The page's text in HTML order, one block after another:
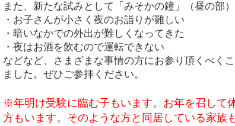
また、新たな試みとして「みそかの鐘」（昼の部
・お子さんが小さく夜のお詣りが難しい
・暗いなかでの外出が難しくなってきた
・夜はお酒を飲むので運転できない
などなど、さまざまな事情の方にお参り頂くべく
ました。ぜひご参拝ください。
※年明け受験に臨む子もいます。お年を召して
方もいます。そのような方と同居している家族